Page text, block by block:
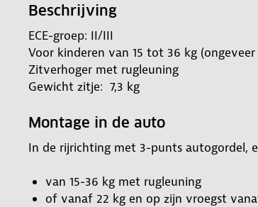
Beschrijving
ECE-groep: II/III
Voor kinderen van 15 tot 36 kg
Zitverhoger met rugleuning
Gewicht zitje: 7,3 kg
Montage in de auto
In de rijrichting met 3-punts autogordel,
van 15-36 kg met rugleuning
of vanaf 22 kg en op zijn vroegst